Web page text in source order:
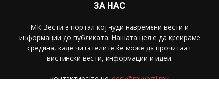
ЗА НАС
МК Вести е портал коj нуди навремени вести и
информации до публиката. Нашата цел е да креираме
средина, каде читателите ќе може да прочитаат
вистински вести, информации и идеи.
контактирајте не:desk@mkvesti.mk